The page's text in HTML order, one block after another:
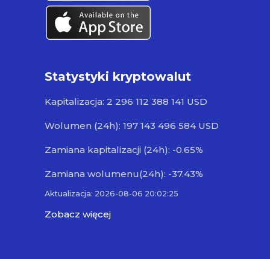
Statystyki kryptowalut
Kapitalizacja: 2 296 112 388 141 USD
Wolumen (24h): 197 143 496 584 USD
Zamiana kapitalizacji (24h): -0.65%
Zamiana wolumenu(24h): -37.43%
Aktualizacja: 2026-08-06 20:02:25
Zobacz więcej